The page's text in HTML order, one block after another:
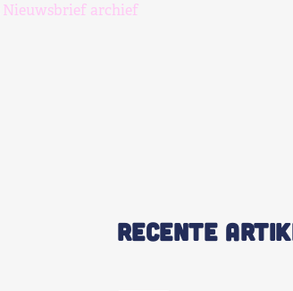
Nieuwsbrief archief
RECENTE